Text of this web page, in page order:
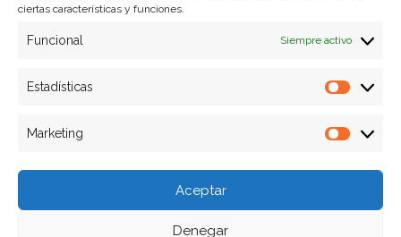
ciertas características y funciones.
Funcional Siempre activo
Estadísticas
Marketing
Aceptar
Denegar
Politica de devoluciones